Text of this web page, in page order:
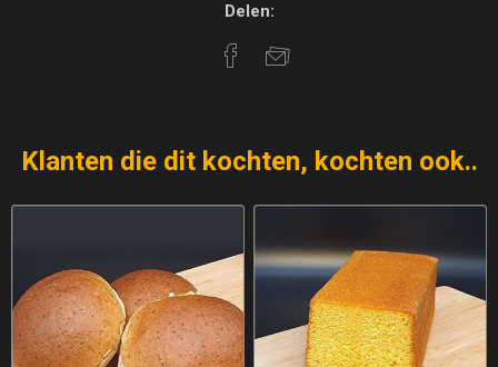
Delen:
Klanten die dit kochten, kochten ook..